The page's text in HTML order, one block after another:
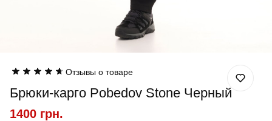
Отзывы о товаре
Брюки-карго Pobedov Stone Черный
1400 грн.